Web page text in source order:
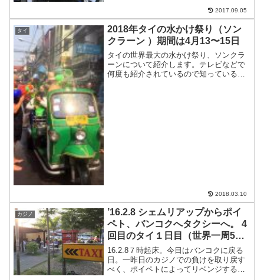
典さんによれば「目標を達成出来ない一
番の理由は目標を忘れるから。年の初め
に立てた目標覚え...
2017.09.05
タイ
2018年タイの水かけ祭り（ソン
クラーン ）期間は4月13〜15日
タイの世界最大の水かけ祭り、ソンクラ
ーンについて紹介します。テレビなどで
何度も紹介されているので知っている人
2018.03.10
カジノ
’16.2.8 シェムリアップからポイ
ペト、バンコクへタクシーへ。 4
回目のタイ１日目（世界一周5ヶ
月と8日目）
16.2.8７時起床。今日はバンコクに戻る
日。一昨日のカジノでの負けを取り戻す
べく、ポイペトによってリベンジするこ